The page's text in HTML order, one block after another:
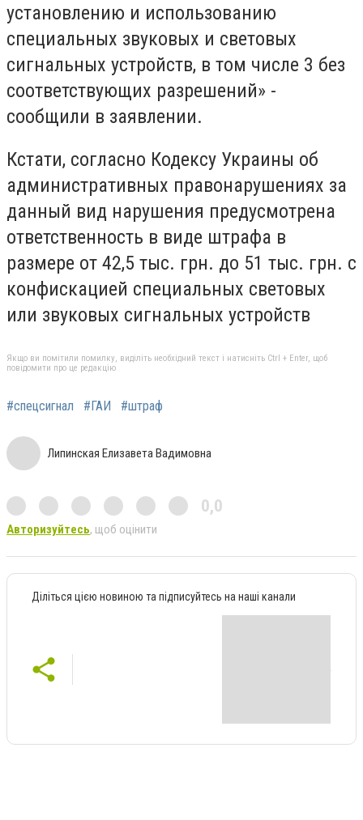
установлению и использованию
специальных звуковых и световых
сигнальных устройств, в том числе 3 без
соответствующих разрешений» -
сообщили в заявлении.
Кстати, согласно Кодексу Украины об
административных правонарушениях за
данный вид нарушения предусмотрена
ответственность в виде штрафа в
размере от 42,5 тыс. грн. до 51 тыс. грн. с
конфискацией специальных световых
или звуковых сигнальных устройств
Якщо ви помітили помилку, виділіть необхідний текст і натисніть Ctrl + Enter, щоб
повідомити про це редакцію
#спецсигнал #ГАИ #штраф
Липинская Елизавета Вадимовна
0,0
Авторизуйтесь, щоб оцінити
Діліться цією новиною та підписуйтесь на наші канали